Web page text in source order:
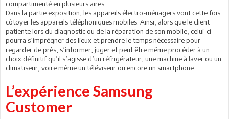
compartimenté en plusieurs aires.
Dans la partie exposition, les appareils électro-ménagers vont cette fois
côtoyer les appareils téléphoniques mobiles. Ainsi, alors que le client
patiente lors du diagnostic ou de la réparation de son mobile, celui-ci
pourra s’imprégner des lieux et prendre le temps nécessaire pour
regarder de près, s’informer, juger et peut être même procéder à un
choix définitif qu’il s’agisse d’un réfrigérateur, une machine à laver ou un
climatiseur, voire même un téléviseur ou encore un smartphone.
L’expérience Samsung
Customer